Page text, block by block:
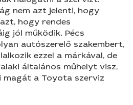
nem azt jelenti, hogy
hogy rendes
jól működik. Pécs
autószerelő szakembert,
ezzel a márkával, de
általános műhelyt visz,
magát a Toyota szerviz